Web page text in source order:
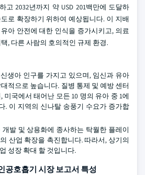
고 2032년까지 약 USD 201백만에 도달하
로 확장하기 위하여 예상됩니다. 이 지배
아 안전에 대한 인식을 증가시키고, 의료
, 다른 사람의 호의적인 규제 환경.
생아 인구를 가지고 있으며, 임신과 유아
적으로 높습니다. 질병 통제 및 예방 센터
미국에서 태어난 모든 10 명의 유아 중 1에
. 이 지역의 신나탈 송풍기 수요가 증가합
발 및 상용화에 종사하는 탁월한 플레이
산업 확장을 촉진합니다. 따라서, 상기의
성장 확대 할 것입니다.
공호흡기 시장 보고서 특성